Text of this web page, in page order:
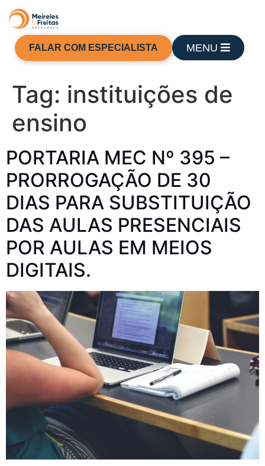
FALAR COM ESPECIALISTA MENU
Tag: instituições de
ensino
PORTARIA MEC Nº 395 –
PRORROGAÇÃO DE 30
DIAS PARA SUBSTITUIÇÃO
DAS AULAS PRESENCIAIS
POR AULAS EM MEIOS
DIGITAIS.